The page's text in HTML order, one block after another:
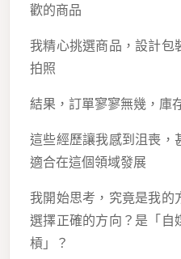
歡的商品
我精心挑選商品，設計包
拍照
結果，訂單寥寥無幾，庫
這些經歷讓我感到沮喪，
適合在這個領域發展
我開始思考，究竟是我的
選擇正確的方向？是「自
槓」？